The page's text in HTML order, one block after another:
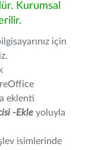
Kurumsal
için
eklenti
-Ekle yoluyla
isimlerinde